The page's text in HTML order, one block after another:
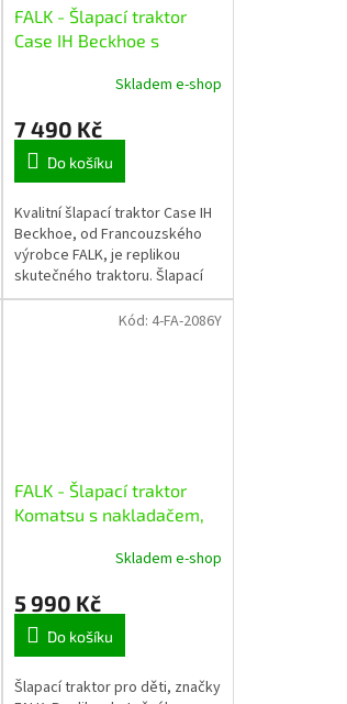
FALK - Šlapací traktor
Case IH Beckhoe s
Skladem e-shop
7 490 Kč
Do košíku
Kvalitní šlapací traktor Case IH
Beckhoe, od Francouzského
výrobce FALK, je replikou
skutečného traktoru. Šlapací
traktor pro děti je vyroben z
odolného plastu a obsahuje
FALK - Šlapací traktor
Komatsu s nakladačem,
Skladem e-shop
5 990 Kč
Do košíku
Šlapací traktor pro děti, značky
Kód: 4-FA-2086Y